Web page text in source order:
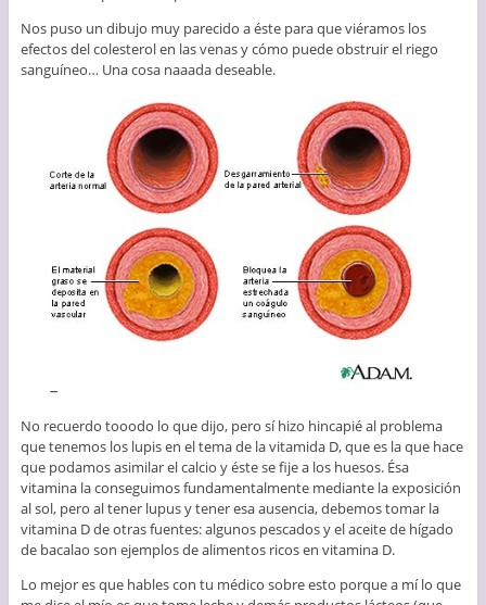
Nos puso un dibujo muy parecido a éste para que viéramos los
efectos del colesterol en las venas y cómo puede obstruir el riego
sanguíneo… Una cosa naaada deseable.
No recuerdo tooodo lo que dijo, pero sí hizo hincapié al problema
que tenemos los lupis en el tema de la vitamida D, que es la que hace
que podamos asimilar el calcio y éste se fije a los huesos. Ésa
vitamina la conseguimos fundamentalmente mediante la exposición
al sol, pero al tener lupus y tener esa ausencia, debemos tomar la
vitamina D de otras fuentes: algunos pescados y el aceite de hígado
de bacalao son ejemplos de alimentos ricos en vitamina D.
Lo mejor es que hables con tu médico sobre esto porque a mí lo que